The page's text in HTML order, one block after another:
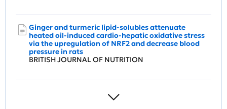
Ginger and turmeric lipid-solubles attenuate
heated oil-induced cardio-hepatic oxidative stress
via the upregulation of NRF2 and decrease blood
pressure in rats
BRITISH JOURNAL OF NUTRITION